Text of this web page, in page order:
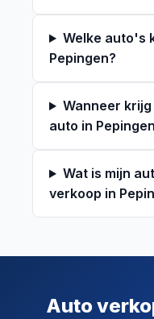
Welke auto's
Pepingen?
Wanneer
auto in
Wat is mijn
verkoop in
Auto